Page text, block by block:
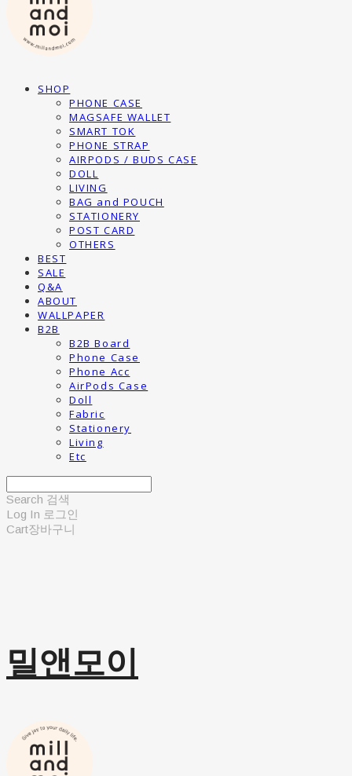
SHOP
PHONE CASE
MAGSAFE WALLET
SMART TOK
PHONE STRAP
AIRPODS / BUDS CASE
DOLL
LIVING
BAG and POUCH
STATIONERY
POST CARD
OTHERS
BEST
SALE
Q&A
ABOUT
WALLPAPER
B2B
B2B Board
Phone Case
Phone Acc
AirPods Case
Doll
Fabric
Stationery
Living
Etc
Search 검색
Log In 로그인
Cart장바구니
밀앤모이